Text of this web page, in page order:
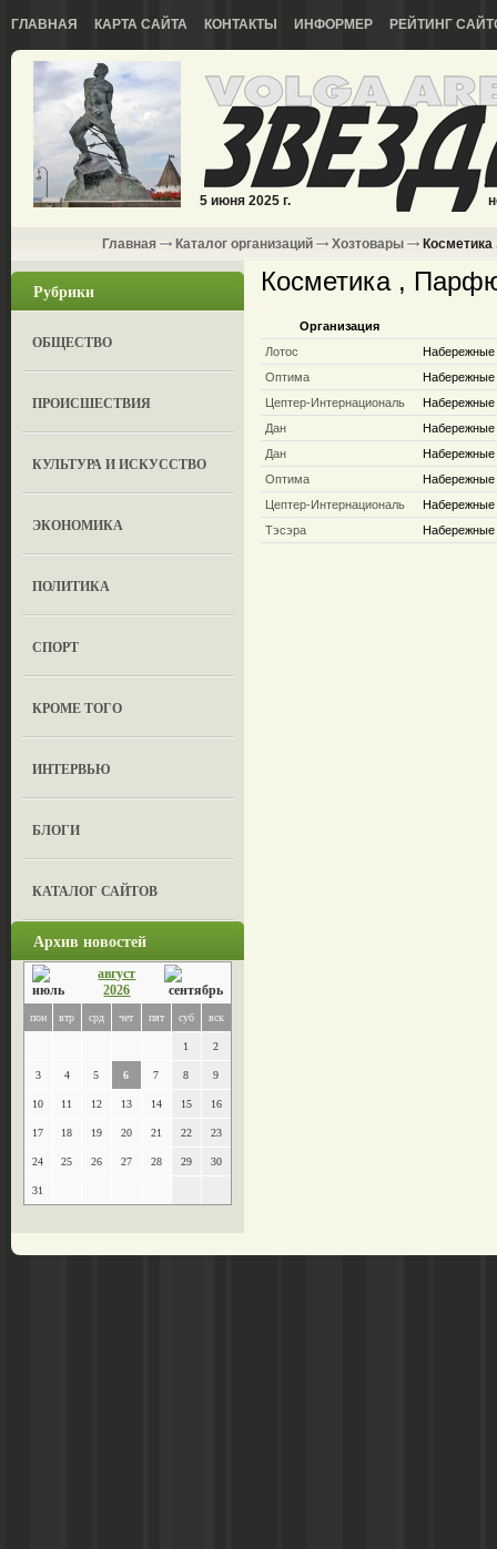
ГЛАВНАЯ КАРТА САЙТА КОНТАКТЫ ИНФОРМЕР РЕЙТИНГ
5 июня 2025 г.
Главная Каталог организаций Хозтовары
Рубрики
ОБЩЕСТВО
ПРОИСШЕСТВИЯ
КУЛЬТУРА И ИСКУССТВО
ЭКОНОМИКА
ПОЛИТИКА
СПОРТ
КРОМЕ ТОГО
ИНТЕРВЬЮ
БЛОГИ
КАТАЛОГ САЙТОВ
Архив новостей
август
2026
пон втр срд чет пят суб вск
1 2
3 4 5 6 7 8 9
10 11 12 13 14 15 16
17 18 19 20 21 22 23
24 25 26 27 28 29 30
31
Косметика ,
Организация
Лотос
Набережные
Оптима
Набережные
Цептер-Интернациональ
Набережные
Дан
Набережные
Дан
Набережные
Оптима
Набережные
Цептер-Интернациональ
Набережные
Тэсэра
Набережные